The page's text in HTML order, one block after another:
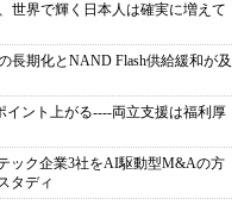
世界で輝く日本人は確実に増えて
長期化とNAND Flash供給緩和が及
イント上がる----両立支援は福利厚
ック企業3社をAI駆動型M&Aの方
タディ